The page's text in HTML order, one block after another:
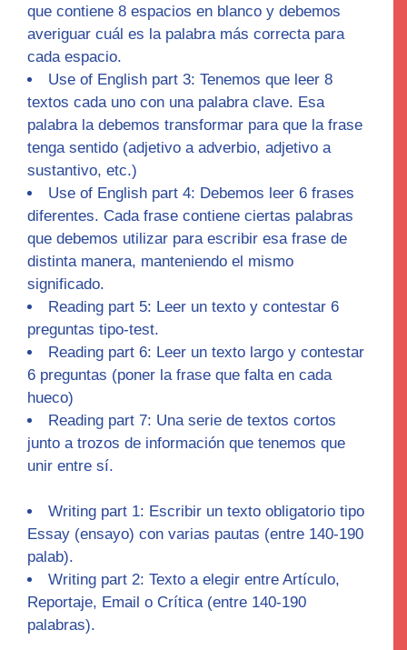
que contiene 8 espacios en blanco y debemos
averiguar cuál es la palabra más correcta para
cada espacio.
Use of English part 3: Tenemos que leer 8
textos cada uno con una palabra clave. Esa
palabra la debemos transformar para que la frase
tenga sentido (adjetivo a adverbio, adjetivo a
sustantivo, etc.)
Use of English part 4: Debemos leer 6 frases
diferentes. Cada frase contiene ciertas palabras
que debemos utilizar para escribir esa frase de
distinta manera, manteniendo el mismo
significado.
Reading part 5: Leer un texto y contestar 6
preguntas tipo-test.
Reading part 6: Leer un texto largo y contestar
6 preguntas (poner la frase que falta en cada
hueco)
Reading part 7: Una serie de textos cortos
junto a trozos de información que tenemos que
unir entre sí.
Writing part 1: Escribir un texto obligatorio tipo
Essay (ensayo) con varias pautas (entre 140-190
palab).
Writing part 2: Texto a elegir entre Artículo,
Reportaje, Email o Crítica (entre 140-190
palabras).